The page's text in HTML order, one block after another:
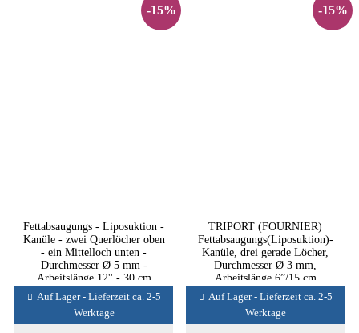
-15%
Fettabsaugungs - Liposuktion -
Kanüle - zwei Querlöcher oben
- ein Mittelloch unten -
Durchmesser Ø 5 mm -
Arbeitslänge 12'' - 30 cm
Auf Lager - Lieferzeit ca. 2-5
Werktage
-15%
TRIPORT (FOURNIER)
Fettabsaugungs(Liposuktion)-
Kanüle, drei gerade Löcher,
Durchmesser Ø 3 mm,
Arbeitslänge 6”/15 cm
Auf Lager - Lieferzeit ca. 2-5
Werktage